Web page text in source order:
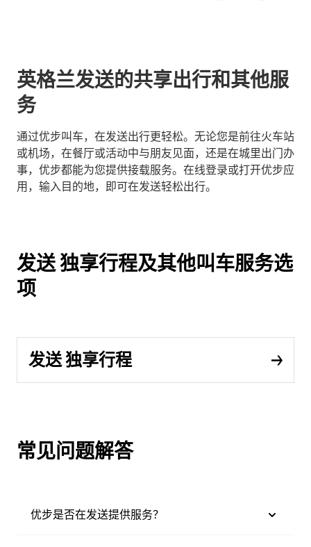
英格兰发送的共享出行和其他服
务
通过优步叫车，在发送出行更轻松。无论您是前往火车站
或机场，在餐厅或活动中与朋友见面，还是在城里出门办
事，优步都能为您提供接载服务。在线登录或打开优步应
用，输入目的地，即可在发送轻松出行。
发送 独享行程及其他叫车服务选
项
发送 独享行程
常见问题解答
优步是否在发送提供服务？